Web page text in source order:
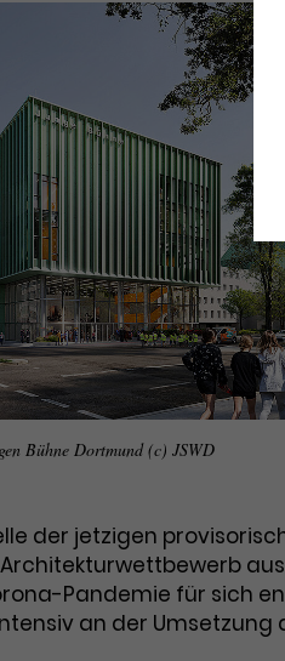
Bühne Dortmund (c) JSWD
der jetzigen
Pandemie für sich
an der Umsetzung